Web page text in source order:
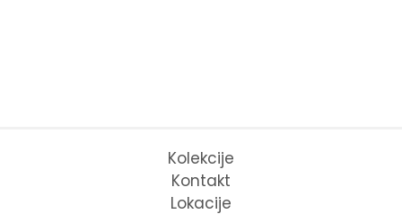
Kolekcije
Kontakt
Lokacije